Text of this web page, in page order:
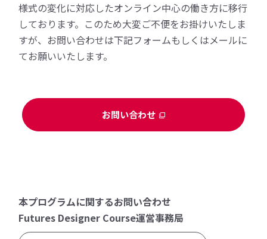
様式の変化に対応したオンライン中心の働き方に移行
しております。このため大変ご不便をお掛けいたしま
すが、お問い合わせは下記フォームもしくはメールに
てお願いいたします。
お問い合わせ
本プログラムに関するお問い合わせ
Futures Designer Course運営事務局